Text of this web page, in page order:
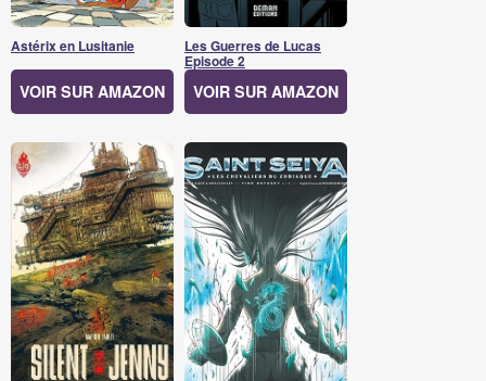
Astérix en Lusitanie
VOIR SUR AMAZON
Les Guerres de Lucas
Episode 2
VOIR SUR AMAZON